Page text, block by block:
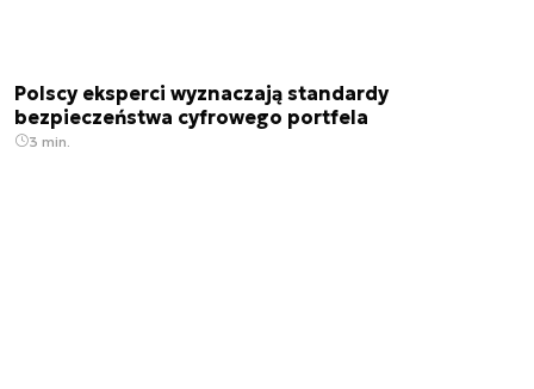
Polscy eksperci wyznaczają standardy
bezpieczeństwa cyfrowego portfela
3 min.